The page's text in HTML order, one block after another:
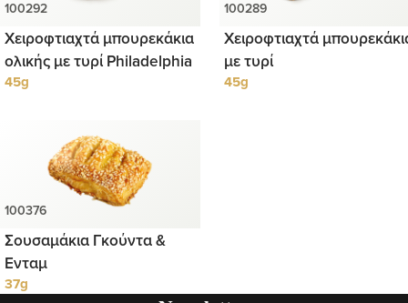
Χειροφτιαχτά μπουρεκάκια
ολικής με τυρί Philadelphia
45g
Χειροφτιαχτά
με τυρί
45g
Σουσαμάκια Γκούντα &
Ενταμ
37g